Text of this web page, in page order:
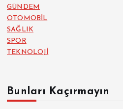
GÜNDEM
OTOMOBİL
SAĞLIK
SPOR
TEKNOLOJİ
Bunları Kaçırmayın